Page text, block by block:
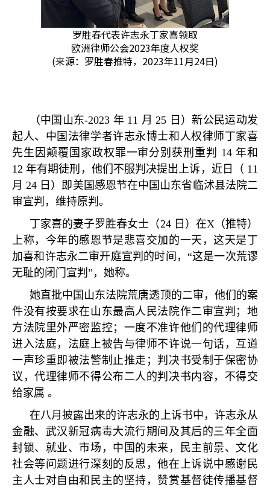
罗胜春代表许志永丁家喜领取
欧洲律师公会2023年度人权奖
(来源：罗胜春推特，2023年11月24日)
（中国山东-2023 年 11 月 25 日）新公民运动发
起人、中国法律学者许志永博士和人权律师丁家喜
先生因颠覆国家政权罪一审分别获刑重判
14年和
12年有期徒刑，他们不服判决提出上诉，近日（ 11
月 24 日）即美国感恩节在中国山东省临沭县法院二
审宣判，维持原判。
丁家喜的妻子罗胜春女士（24 日）在X（推特）
上称，今年的感恩节是悲喜交加的一天，这天是丁
加喜和许志永二审开庭宣判的时间， “这是一次荒谬
无耻的闭门宣判 ” ，她称。
她直批中国山东法院荒唐透顶的二审，他们的案
件没有按要求在山东最高人民法院作二审宣判；地
方法院里外严密监控；一度不准许他们的代理律师
进入法庭，法庭上被告与律师不许说一句话，互道
一声珍重即被法警制止推走；判决书受制于保密协
议，代理律师不得公布二人的判决书内容，不得交
给家属 。
在八月披露出来的许志永的上诉书中，许志永从
金融、武汉新冠病毒大流行期间及其后的三年全面
封锁、就业、市场，中国的未来，民主前景、文化
社会等问题进行深刻的反思，他在上诉说中感谢民
主人士对自由和民主的坚持，赞赏基督徒传播基督